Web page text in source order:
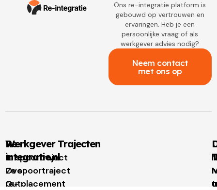
Ons re-integratie platform is
gebouwd op vertrouwen en
ervaringen. Heb je een
persoonlijke vraag of als
werkgever advies nodig?
Neem contact
met ons op
Re-
integratie.nl
Over
re-
Werkgever Trajecten
1e spoortraject
2e spoortraject
Outplacement